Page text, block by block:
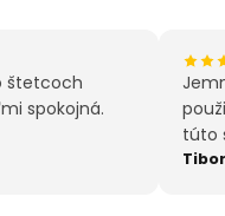
štetcoch
spokojná.
túto
Tibor